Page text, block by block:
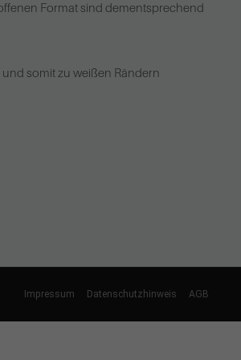
Format sind dementsprechend
somit zu weißen Rändern
Impressum Datenschutzhinweis AGB